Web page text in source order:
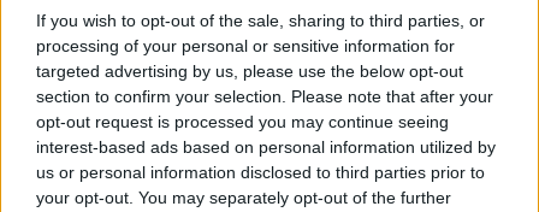
If you wish to opt-out of the sale, sharing to third parties, or
processing of your personal or sensitive information for
targeted advertising by us, please use the below opt-out
section to confirm your selection. Please note that after your
opt-out request is processed you may continue seeing
interest-based ads based on personal information utilized by
us or personal information disclosed to third parties prior to
your opt-out. You may separately opt-out of the further
LAKOSSÁGI FÓRUMON MUTATJÁK BE A
GYŐRSZENTIVÁNI KÖR TÉR FELÚJÍTÁSÁNAK
TERVEIT